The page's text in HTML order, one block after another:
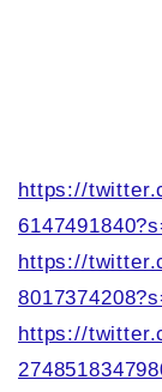
https://
https://
https://